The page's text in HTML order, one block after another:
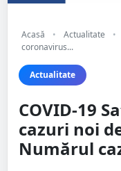
Acasă • Actualitate •
coronavirus...
Actualitate
COVID-19
cazuri noi
Numărul